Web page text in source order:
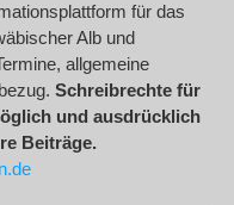
für das
Alb und
allgemeine
Schreibrechte für
und ausdrücklich
Beiträge.